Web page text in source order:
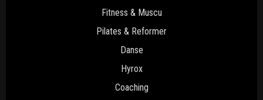
Fitness & Muscu
Pilates & Reformer
Danse
Hyrox
Coaching